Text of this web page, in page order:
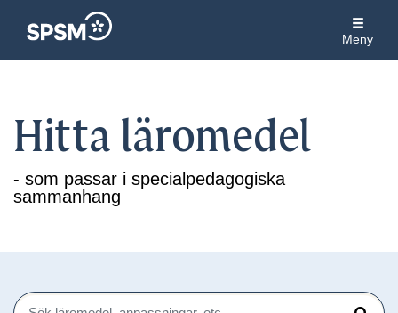
Meny
Hitta läromedel
- som passar i specialpedagogiska
sammanhang
Sök